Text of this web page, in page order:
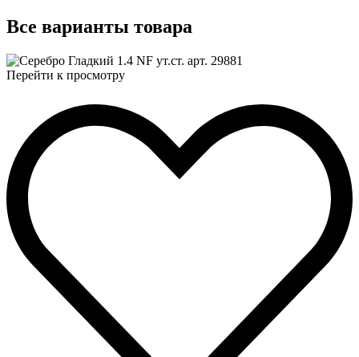
Все варианты товара
Перейти к просмотру